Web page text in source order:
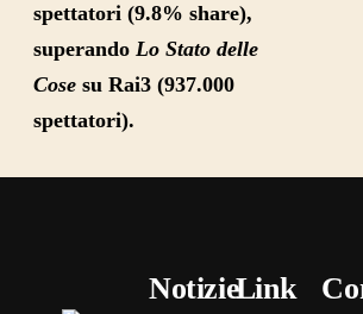
spettatori (9.8% share),
superando Lo Stato delle
Cosesu Rai3 (937.000
spettatori).
NotizieLink